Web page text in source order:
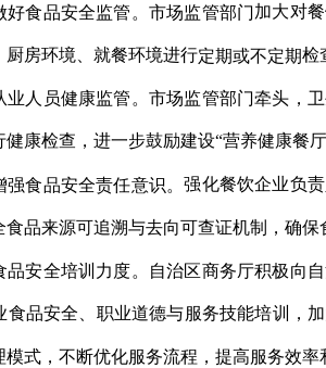
好食品安全监管。市场监管部门加大对
厨房环境、就餐环境进行定期或不定期检
业人员健康监管。市场监管部门牵头，
康检查，进一步鼓励建设“营养健康餐厅
强食品安全责任意识。强化餐饮企业负
食品来源可追溯与去向可查证机制，确保
品安全培训力度。自治区商务厅积极向
食品安全、职业道德与服务技能培训，
式，不断优化服务流程，提高服务效率